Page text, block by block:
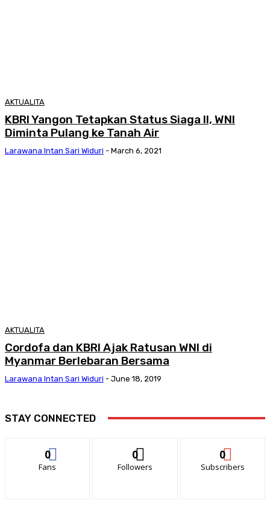
AKTUALITA
KBRI Yangon Tetapkan Status Siaga II, WNI
Diminta Pulang ke Tanah Air
Larawana Intan Sari Widuri - March 6, 2021
AKTUALITA
Cordofa dan KBRI Ajak Ratusan WNI di
Myanmar Berlebaran Bersama
Larawana Intan Sari Widuri - June 18, 2019
STAY CONNECTED
0
Fans
0
Followers
0
Subscribers